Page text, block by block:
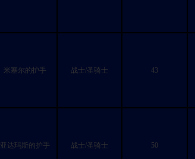
米塞尔的护手 战士/圣骑士 43
亚达玛斯的护手 战士/圣骑士 50